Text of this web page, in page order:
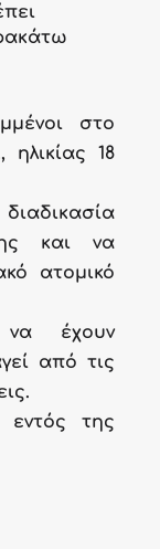
στο
18
και να
ατομικό
έχουν
από τις
εντός της